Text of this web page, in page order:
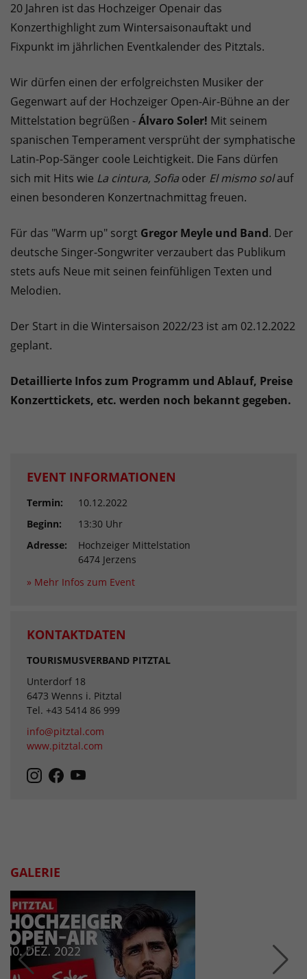
20 Jahren ist das Hochzeiger Openair das
Konzerthighlight zum Wintersaisonauftakt und
Fixpunkt im jährlichen Eventkalender des Pitztals.
Wir dürfen einen der erfolgreichsten Musiker der
Gegenwart auf der Hochzeiger Open-Air-Bühne an der
Mittelstation begrüßen -Álvaro Soler! Mit seinem
spanischen Temperament versprüht der symphatische
Latin-Pop-Sänger coole Leichtigkeit. Die Fans dürfen
sich mit Hits wie La cintura, Sofia oder El mismo solauf
einen besonderen Konzertnachmittag freuen.
Für das "Warm up" sorgt Gregor Meyle und Band. Der
deutsche Singer-Songwriter verzaubert das Publikum
stets aufs Neue mit seinen feinfühligen Texten und
Melodien.
Der Start in die Wintersaison 2022/23 ist am 02.12.2022
geplant.
Detaillierte Infos zum Programm und Ablauf, Preise
Konzerttickets, etc. werden noch bekannt gegeben.
EVENT INFORMATIONEN
Termin:
10.12.2022
Beginn:
13:30 Uhr
Adresse:
Hochzeiger Mittelstation
6474 Jerzens
» Mehr Infos zum Event
KONTAKTDATEN
TOURISMUSVERBAND PITZTAL
Unterdorf 18
6473 Wenns i. Pitztal
Tel. +43 5414 86 999
info@pitztal.com
www.pitztal.com
GALERIE